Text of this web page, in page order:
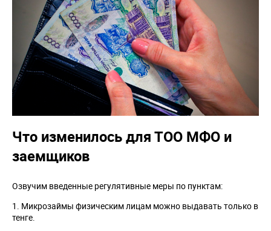
Что изменилось для ТОО МФО и
заемщиков
Озвучим введенные регулятивные меры по пунктам:
1. Микрозаймы физическим лицам можно выдавать только в
тенге.